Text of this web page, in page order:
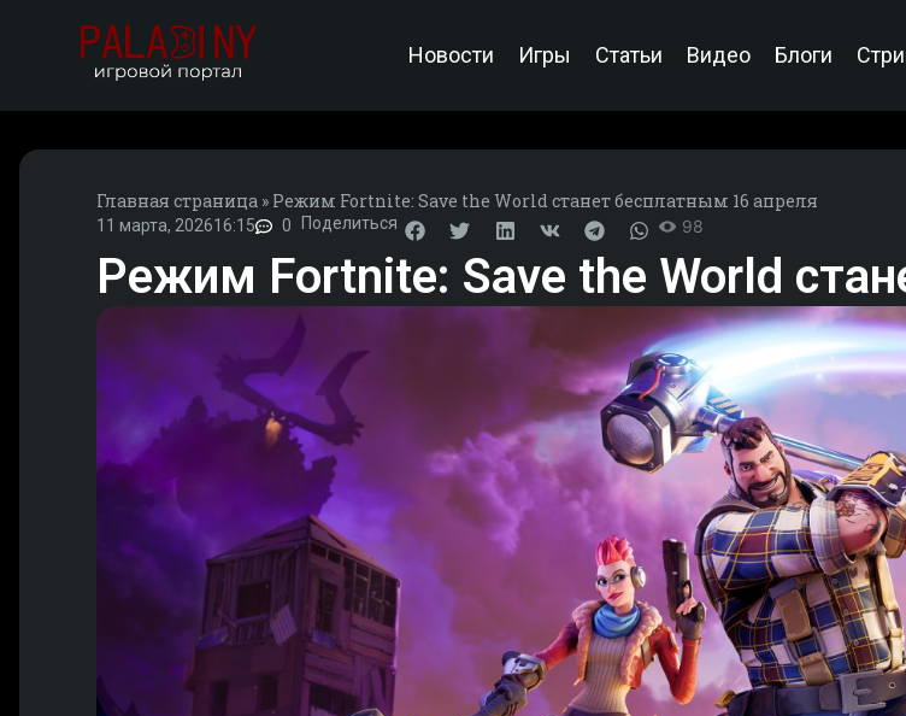
Новости Игры Статьи Видео Блоги
Главная страница » Режим Fortnite: Save the World станет бесплатным 16 апреля
11 марта, 202616:15 0 Поделиться 98
Режим Fortnite: Save the World